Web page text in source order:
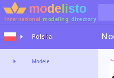
international modeling directory
Polska
Modele